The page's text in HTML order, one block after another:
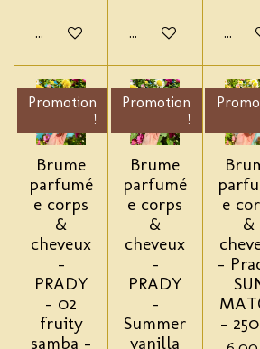
Ajouter au panierAjouter au panier
Promotion
!
Brume
parfumé
e corps
&
cheveux
-
PRADY
- 02
fruity
samba -
Promotion
!
Brume
parfumé
e corps
&
cheveux
-
PRADY
-
Summer
vanilla
e
&
-
-